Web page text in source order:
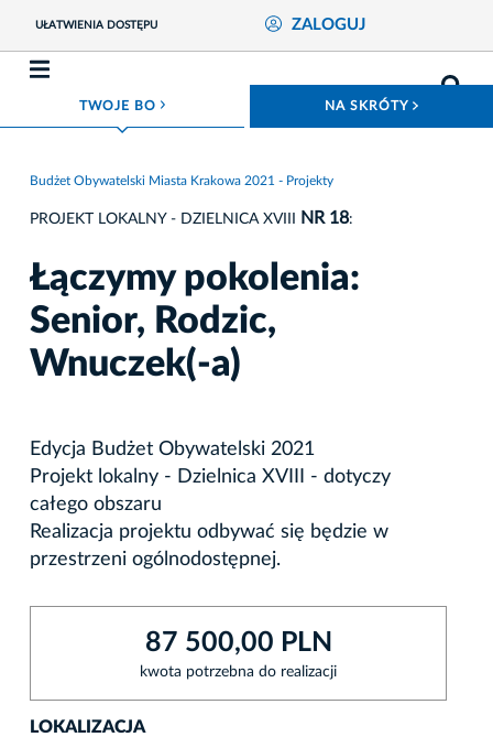
UŁATWIENIA DOSTĘPU ZALOGUJ
TWOJE BO ROZWIŃ MENU NA SKRÓTY
Budżet Obywatelski Miasta Krakowa 2021 - Projekty
PROJEKT LOKALNY - DZIELNICA XVIII NR 18:
Łączymy pokolenia:
Senior, Rodzic,
Wnuczek(-a)
Edycja Budżet Obywatelski 2021
Projekt lokalny - Dzielnica XVIII - dotyczy
całego obszaru
Realizacja projektu odbywać się będzie w
przestrzeni ogólnodostępnej.
87 500,00 PLN
kwota potrzebna do realizacji
LOKALIZACJA